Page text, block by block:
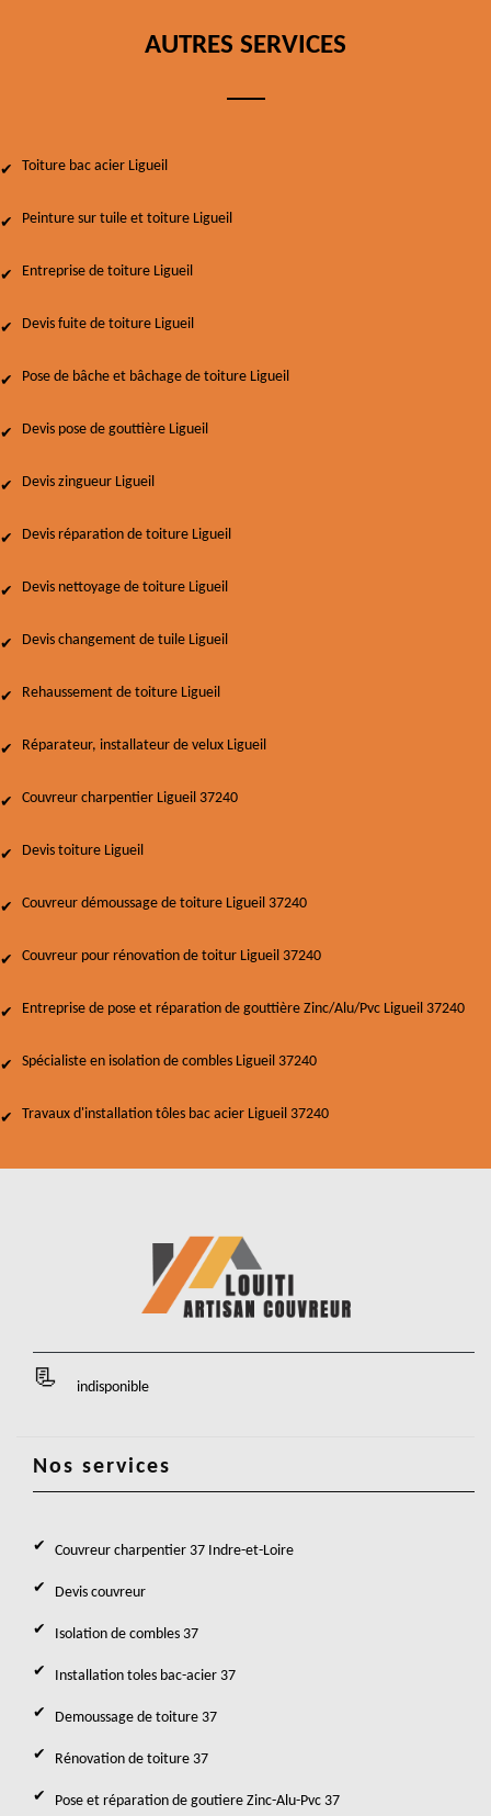
AUTRES SERVICES
Toiture bac acier Ligueil
Peinture sur tuile et toiture Ligueil
Entreprise de toiture Ligueil
Devis fuite de toiture Ligueil
Pose de bâche et bâchage de toiture Ligueil
Devis pose de gouttière Ligueil
Devis zingueur Ligueil
Devis réparation de toiture Ligueil
Devis nettoyage de toiture Ligueil
Devis changement de tuile Ligueil
Rehaussement de toiture Ligueil
Réparateur, installateur de velux Ligueil
Couvreur charpentier Ligueil 37240
Devis toiture Ligueil
Couvreur démoussage de toiture Ligueil 37240
Couvreur pour rénovation de toitur Ligueil 37240
Entreprise de pose et réparation de gouttière Zinc/Alu/Pvc Ligueil 37240
Spécialiste en isolation de combles Ligueil 37240
Travaux d'installation tôles bac acier Ligueil 37240
indisponible
Nos services
Couvreur charpentier 37 Indre-et-Loire
Devis couvreur
Isolation de combles 37
Installation toles bac-acier 37
Demoussage de toiture 37
Rénovation de toiture 37
Pose et réparation de goutiere Zinc-Alu-Pvc 37